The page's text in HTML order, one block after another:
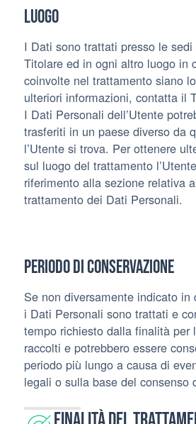
Luogo
I Dati sono trattati presso le
Titolare ed in ogni altro luogo in
coinvolte nel trattamento siano
ulteriori informazioni, contatta il
I Dati Personali dell’Utente
trasferiti in un paese diverso da
l’Utente si trova. Per ottenere
sul luogo del trattamento
riferimento alla sezione relativa
trattamento dei Dati Personali.
Periodo di conservazione
Se non diversamente indicato in
i Dati Personali sono trattati e
tempo richiesto dalla finalità per
raccolti e potrebbero essere
periodo più lungo a causa di
legali o sulla base del consenso